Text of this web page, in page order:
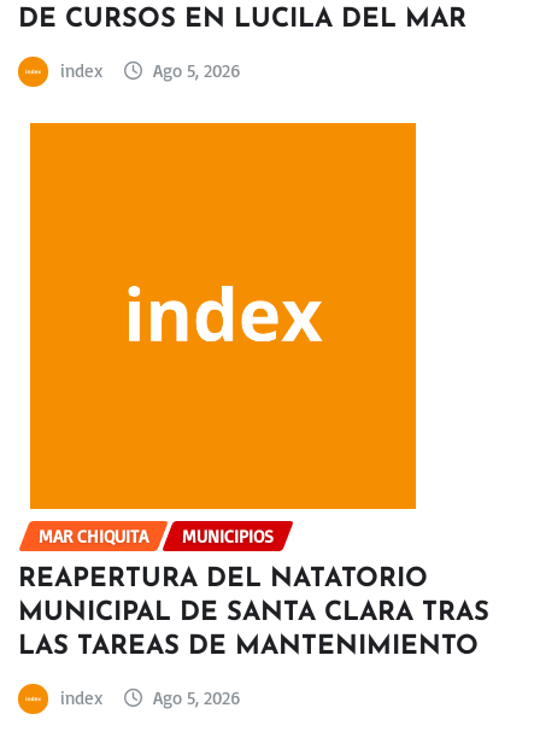
DE CURSOS EN LUCILA DEL MAR
index Ago 5, 2026
MAR CHIQUITA MUNICIPIOS
REAPERTURA DEL NATATORIO
MUNICIPAL DE SANTA CLARA TRAS
LAS TAREAS DE MANTENIMIENTO
index Ago 5, 2026